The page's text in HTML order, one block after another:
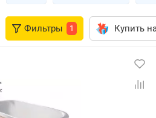
Фильтры 1 Купить